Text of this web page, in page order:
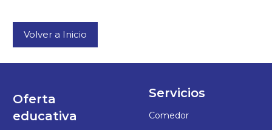
Volver a Inicio
Oferta
educativa
Servicios
Comedor